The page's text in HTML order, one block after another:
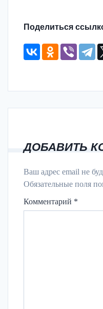
Поделиться
ДОБАВИТЬ
Ваш адрес email не
Обязательные поля
Комментарий *